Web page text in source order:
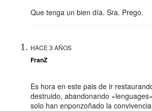
Que tenga un bien día. Sra. Prego.
HACE 3 AÑOS
FranZ
Es hora en este pais de ir
destruido, abandonando
solo han enponzoñado la